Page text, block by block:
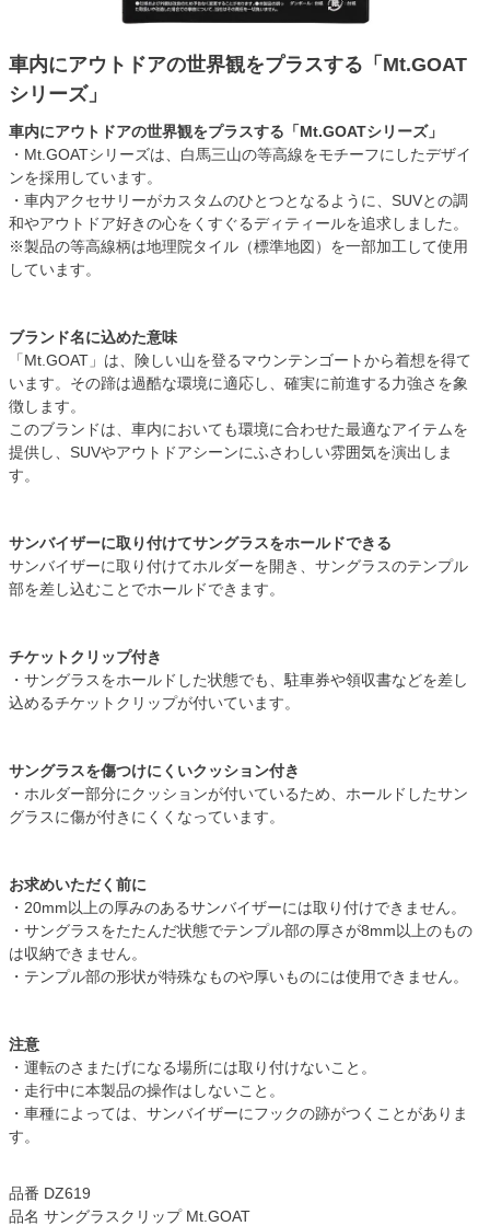
車内にアウトドアの世界観をプラスする「Mt.GOAT
シリーズ」
車内にアウトドアの世界観をプラスする「Mt.GOATシリーズ」
・Mt.GOATシリーズは、白馬三山の等高線をモチーフにしたデザイ
ンを採用しています。
・車内アクセサリーがカスタムのひとつとなるように、SUVとの調
和やアウトドア好きの心をくすぐるディティールを追求しました。
※製品の等高線柄は地理院タイル（標準地図）を一部加工して使用
しています。
ブランド名に込めた意味
「Mt.GOAT」は、険しい山を登るマウンテンゴートから着想を得て
います。その蹄は過酷な環境に適応し、確実に前進する力強さを象
徴します。
このブランドは、車内においても環境に合わせた最適なアイテムを
提供し、SUVやアウトドアシーンにふさわしい雰囲気を演出しま
す。
サンバイザーに取り付けてサングラスをホールドできる
サンバイザーに取り付けてホルダーを開き、サングラスのテンプル
部を差し込むことでホールドできます。
チケットクリップ付き
・サングラスをホールドした状態でも、駐車券や領収書などを差し
込めるチケットクリップが付いています。
サングラスを傷つけにくいクッション付き
・ホルダー部分にクッションが付いているため、ホールドしたサン
グラスに傷が付きにくくなっています。
お求めいただく前に
・20mm以上の厚みのあるサンバイザーには取り付けできません。
・サングラスをたたんだ状態でテンプル部の厚さが8mm以上のもの
は収納できません。
・テンプル部の形状が特殊なものや厚いものには使用できません。
注意
・運転のさまたげになる場所には取り付けないこと。
・走行中に本製品の操作はしないこと。
・車種によっては、サンバイザーにフックの跡がつくことがありま
す。
品番 DZ619
品名 サングラスクリップ Mt.GOAT